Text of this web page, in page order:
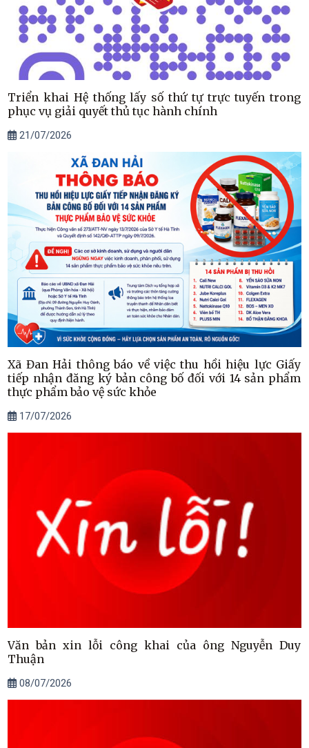
Triển khai Hệ thống lấy số thứ tự trực tuyến trong
phục vụ giải quyết thủ tục hành chính
21/07/2026
Xã Đan Hải thông báo về việc thu hồi hiệu lực Giấy
tiếp nhận đăng ký bản công bố đối với 14 sản phẩm
thực phẩm bảo vệ sức khỏe
17/07/2026
Văn bản xin lỗi công khai của ông Nguyễn Duy
Thuận
08/07/2026